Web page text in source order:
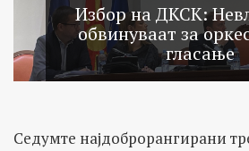
Избор на ДКСК:
обвинуваат за
гласање
Седумте најдоброрангирани